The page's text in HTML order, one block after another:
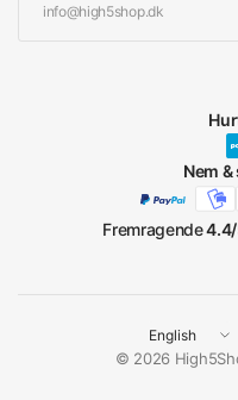
info@high5shop.dk
Nem
Fremragende4.4/
Update
country/
© 2026